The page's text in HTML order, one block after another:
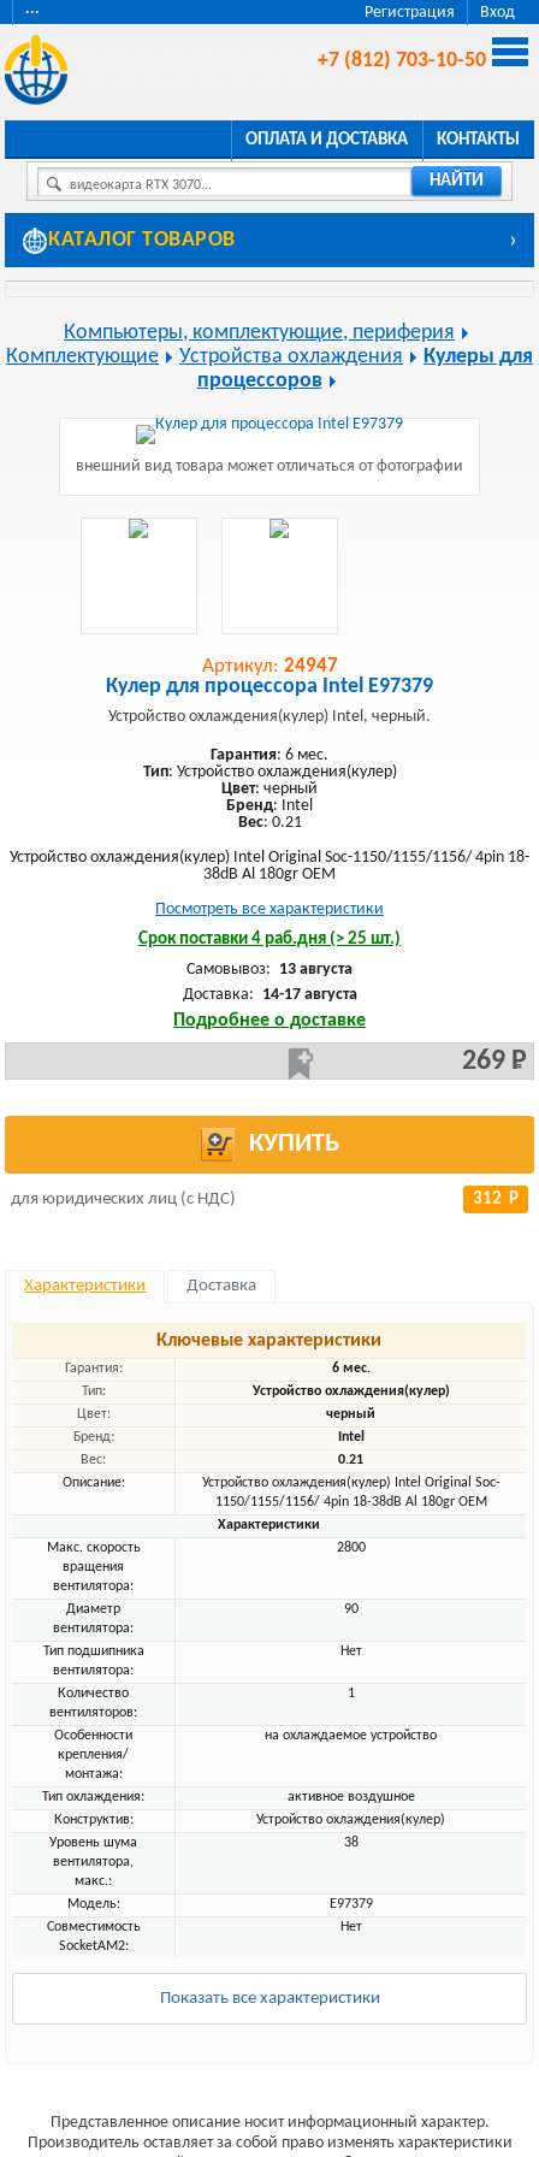
Регистрация Вход
···
+7 (812) 703-10-50
ОПЛАТА И ДОСТАВКА КОНТАКТЫ
видеокарта RTX 3070... НАЙТИ
КАТАЛОГ ТОВАРОВ ›
Компьютеры, комплектующие, периферия
Комплектующие
Устройства охлаждения
Кулеры для
процессоров
внешний вид товара может отличаться от фотографии
Артикул: 24947
Кулер для процессора Intel E97379
Устройство охлаждения(кулер) Intel, черный.
Гарантия: 6 мес.
Тип: Устройство охлаждения(кулер)
Цвет: черный
Бренд: Intel
Вес: 0.21
Устройство охлаждения(кулер) Intel Original Soc-1150/1155/1156/ 4pin 18-
38dB Al 180gr OEM
Посмотреть все характеристики
Срок поставки 4 раб.дня (> 25 шт.)
Самовывоз: 13 августа
Доставка: 14-17 августа
Подробнее о доставке
269 Р
КУПИТЬ
для юридических лиц (с НДС) 312 Р
Характеристики Доставка
Ключевые характеристики
Гарантия:
6 мес.
Тип:
Устройство охлаждения(кулер)
Цвет:
черный
Бренд:
Intel
Вес:
0.21
Описание:
Устройство охлаждения(кулер) Intel Original Soc-
1150/1155/1156/ 4pin 18-38dB Al 180gr OEM
Характеристики
Макс. скорость
вращения
вентилятора:
2800
Диаметр
вентилятора:
90
Тип подшипника
вентилятора:
Нет
Количество
вентиляторов:
1
Особенности
крепления/
монтажа:
на охлаждаемое устройство
Тип охлаждения:
активное воздушное
Конструктив:
Устройство охлаждения(кулер)
Уровень шума
вентилятора,
макс.:
38
Модель:
E97379
Совместимость
SocketAM2:
Нет
Показать все характеристики
Представленное описание носит информационный характер.
Производитель оставляет за собой право изменять характеристики